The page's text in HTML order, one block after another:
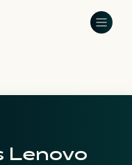
Lenovo